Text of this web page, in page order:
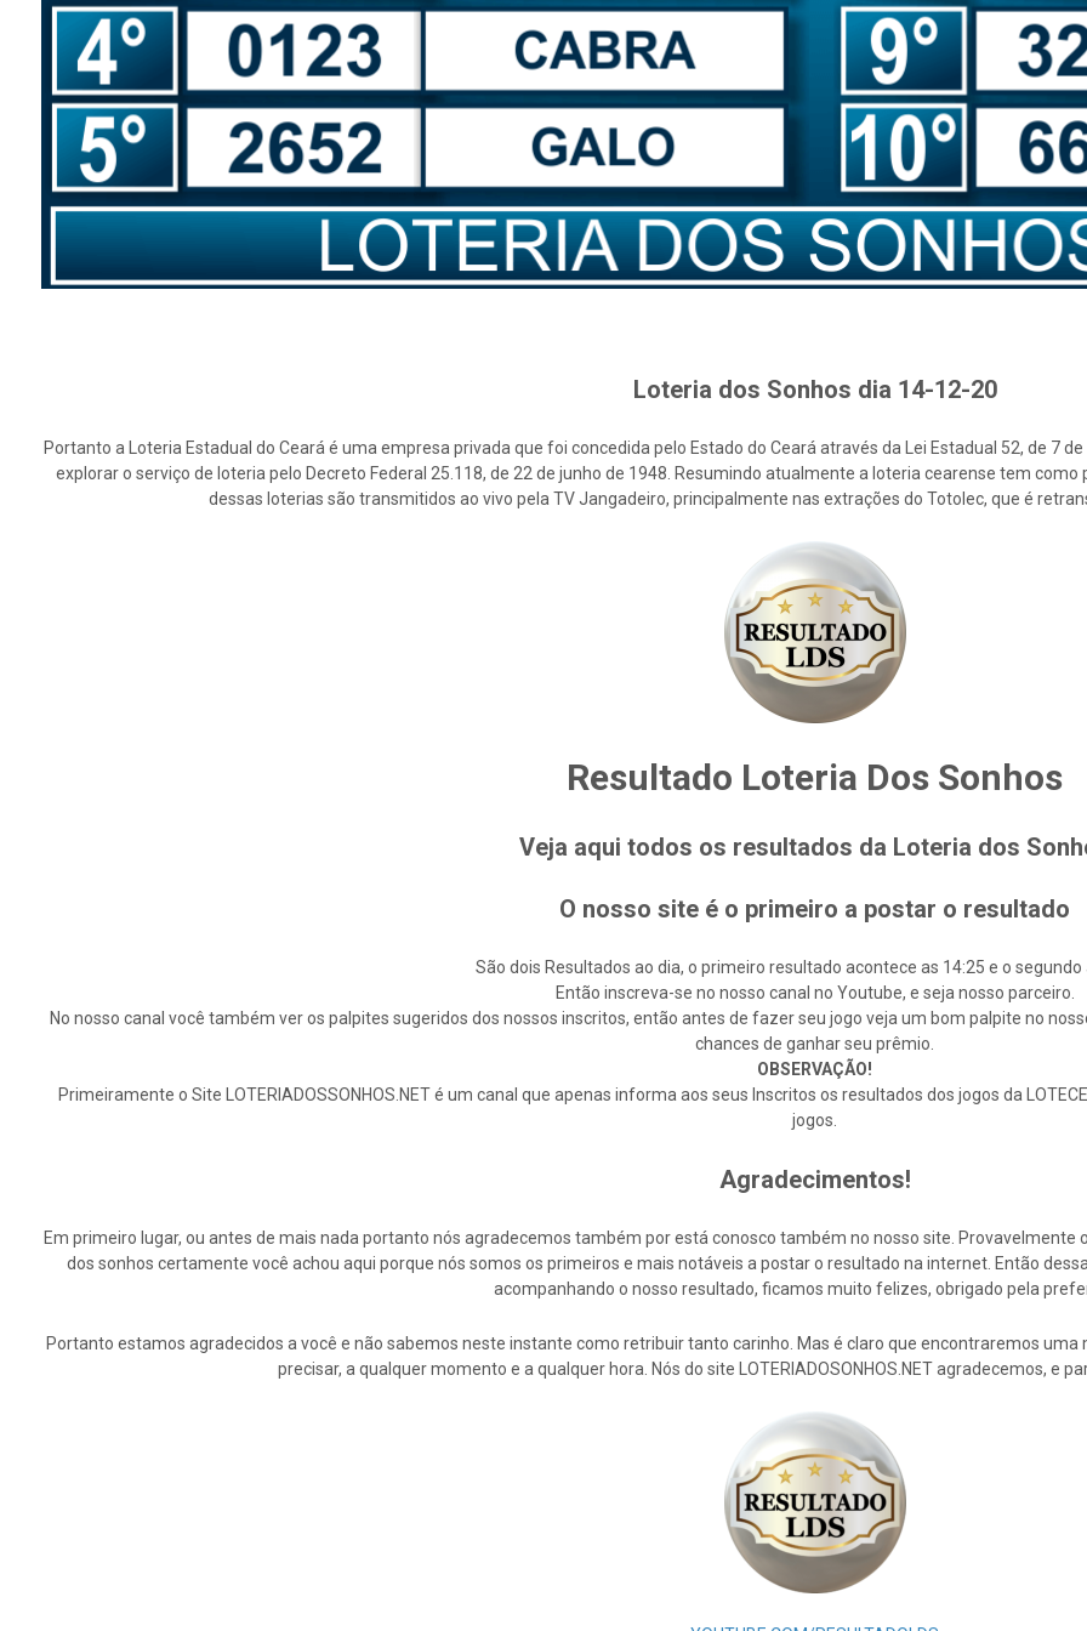
Loteria dos Sonhos dia 14-12-20
Portanto a Loteria Estadual do Ceará é uma empresa privada que foi concedida pelo Estado do Ceará através da Lei Estadual 52, de 7
explorar o serviço de loteria pelo Decreto Federal 25.118, de 22 de junho de 1948. Resumindo atualmente a loteria cearense tem
dessas loterias são transmitidos ao vivo pela TV Jangadeiro, principalmente nas extrações do Totolec, que é
Resultado Loteria Dos Sonhos
Veja aqui todos os resultados da Loteria dos
O nosso site é o primeiro a postar o resultado
São dois Resultados ao dia, o primeiro resultado acontece as 14:25 e o segundo
Então inscreva-se no nosso canal no Youtube, e seja nosso parceiro.
No nosso canal você também ver os palpites sugeridos dos nossos inscritos, então antes de fazer seu jogo veja um bom palpite no
chances de ganhar seu prêmio.
OBSERVAÇÃO!
Primeiramente o Site LOTERIADOSSONHOS.NET é um canal que apenas informa aos seus Inscritos os resultados dos jogos da
jogos.
Agradecimentos!
Em primeiro lugar, ou antes de mais nada portanto nós agradecemos também por está conosco também no nosso site.
dos sonhos certamente você achou aqui porque nós somos os primeiros e mais notáveis a postar o resultado na internet. Então
acompanhando o nosso resultado, ficamos muito felizes, obrigado pela
Portanto estamos agradecidos a você e não sabemos neste instante como retribuir tanto carinho. Mas é claro que encontraremos
precisar, a qualquer momento e a qualquer hora. Nós do site LOTERIADOSONHOS.NET agradecemos, e